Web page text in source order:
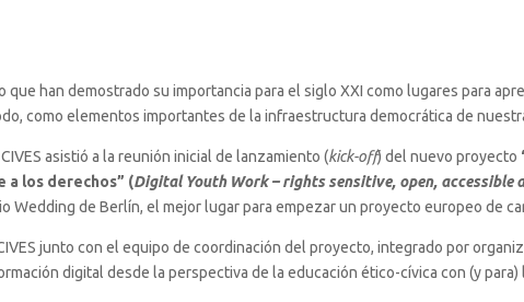
que han demostrado su importancia para el siglo XXI como lugares para
como elementos importantes de la infraestructura democrática de
asistió a la reunión inicial de lanzamiento (kick-off) del nuevo proyecto
los derechos” (Digital Youth Work – rights sensitive, open, accessible
Wedding de Berlín, el mejor lugar para empezar un proyecto europeo de
junto con el equipo de coordinación del proyecto, integrado por
digital desde la perspectiva de la educación ético-cívica con (y para)